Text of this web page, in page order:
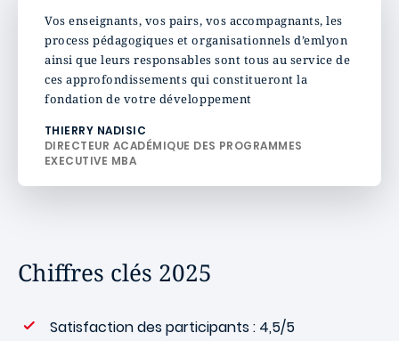
Vos enseignants, vos pairs, vos accompagnants, les
process pédagogiques et organisationnels d’emlyon
ainsi que leurs responsables sont tous au service de
ces approfondissements qui constitueront la
fondation de votre développement
THIERRY NADISIC
DIRECTEUR ACADÉMIQUE DES PROGRAMMES
EXECUTIVE MBA
Chiffres clés 2025
Satisfaction des participants : 4,5/5